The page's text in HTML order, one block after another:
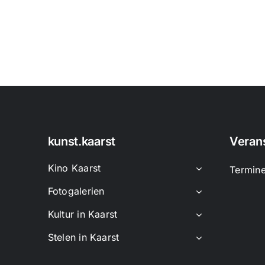
kunst.kaarst
Kino Kaarst
Fotogalerien
Kultur in Kaarst
Stelen in Kaarst